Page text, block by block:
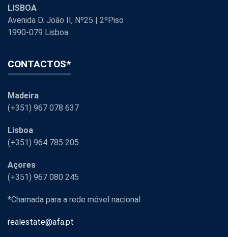
LISBOA
Avenida D. João II, Nº25 | 2ºPiso
1990-079 Lisboa
CONTACTOS*
Madeira
(+351) 967 078 637
Lisboa
(+351) 964 785 205
Açores
(+351) 967 080 245
*Chamada para a rede móvel nacional
realestate@afa.pt